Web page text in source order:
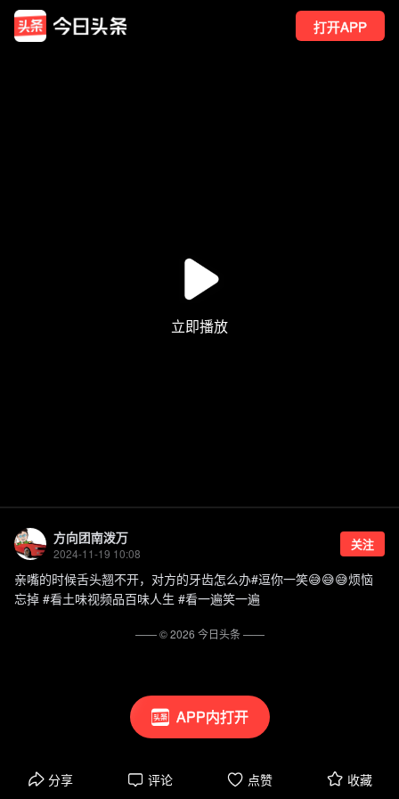
打开APP
APP内打开
方向团南泼万
2024-11-19 10:08
关注
亲嘴的时候舌头翘不开，对方的牙齿怎么办#逗你一笑😅😅😅烦恼
忘掉 #看土味视频品百味人生 #看一遍笑一遍
分享 评论 点赞 收藏
—— ©2026 今日头条——